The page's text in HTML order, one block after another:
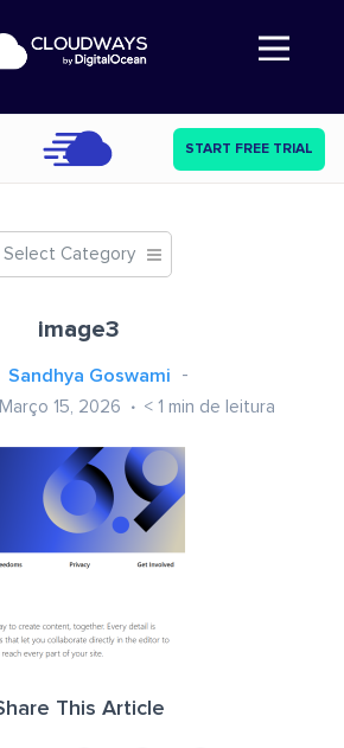
Abre a navegação
START FREE TRIAL
Select Category
image3
Sandhya Goswami
15, 2026 < 1 min de leitura
This Article